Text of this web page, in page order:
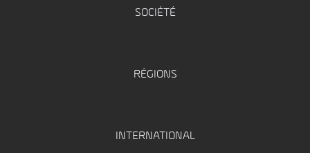
SOCIÉTÉ
RÉGIONS
INTERNATIONAL